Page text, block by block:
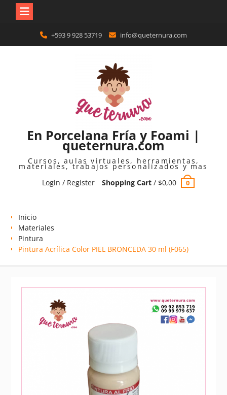
content
+593 9 928 53719 info@queternura.com
En Porcelana Fría y Foami |
queternura.com
Cursos, aulas virtuales, herramientas,
materiales, trabajos personalizados y mas
Login / Register
Shopping Cart/ $0,00 0
Inicio
Materiales
Pintura
Pintura Acrílica Color PIEL BRONCEDA 30 ml (F065)